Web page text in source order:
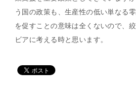
う国の政策も、生産性の低い単なる
を促すことの意味は全くないので、
ビアに考える時と思います。